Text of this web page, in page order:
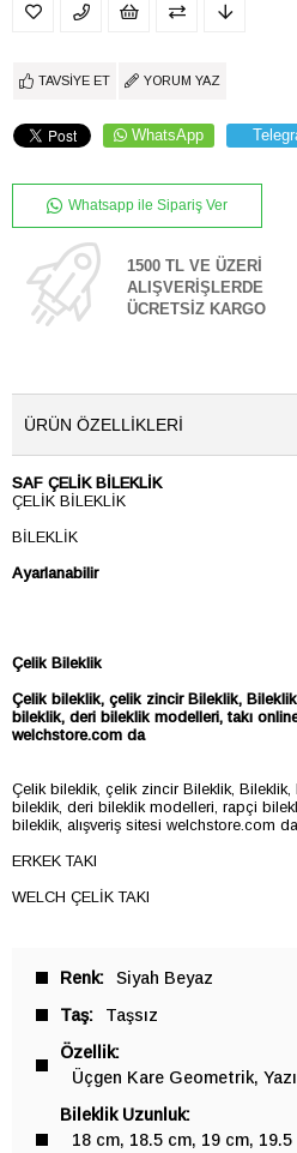
TAVSIYE ET YORUM YAZ
WhatsApp
Whatsapp ile Sipariş Ver
1500 TL VE ÜZERİ
ALIŞVERİŞLERDE
ÜCRETSİZ KARGO
ÜRÜN ÖZELLIKLERI
SAF ÇELİK BİLEKLİK
ÇELİK BİLEKLİK
BİLEKLİK
Ayarlanabilir
Çelik Bileklik
Çelik bileklik, çelik zincirBileklik,
bileklik, deri bileklik modelleri, takı
welchstore.com da
Çelik bileklik, çelik zincir Bileklik,
bileklik, deri bileklik modelleri, rapçi
bileklik, alışveriş sitesi welchstore.com da
ERKEK TAKI
WELCH ÇELİK TAKI
Renk
Siyah Beyaz
Taş
Taşsız
Özellik
Üçgen Kare Geometrik
Bileklik Uzunluk
18 cm 18.5 cm 19 cm 19.5